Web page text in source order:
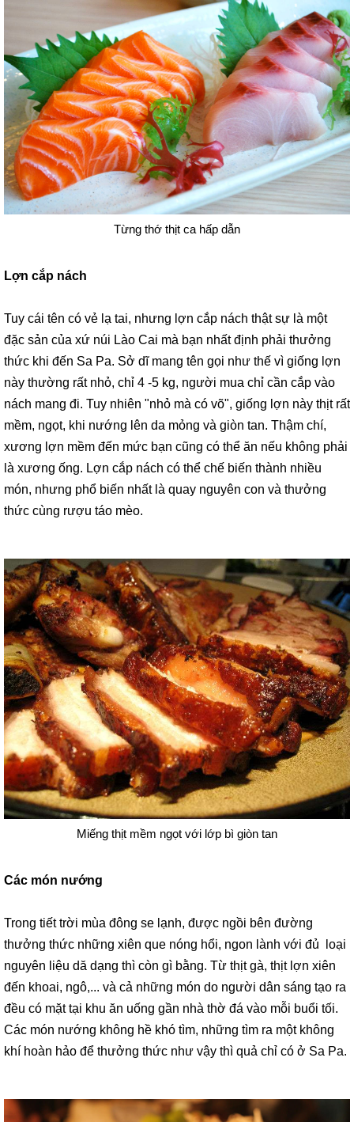
Từng thớ thịt ca hấp dẫn
Lợn cắp nách
Tuy cái tên có vẻ lạ tai, nhưng lợn cắp nách thật sự là một
đặc sản của xứ núi Lào Cai mà bạn nhất định phải thưởng
thức khi đến Sa Pa. Sở dĩ mang tên gọi như thế vì giống lợn
này thường rất nhỏ, chỉ 4 -5 kg, người mua chỉ cần cắp vào
nách mang đi. Tuy nhiên "nhỏ mà có võ", giống lợn này thịt rất
mềm, ngọt, khi nướng lên da mỏng và giòn tan. Thậm chí,
xương lợn mềm đến mức bạn cũng có thể ăn nếu không phải
là xương ống. Lợn cắp nách có thể chế biến thành nhiều
món, nhưng phổ biến nhất là quay nguyên con và thưởng
thức cùng rượu táo mèo.
Miếng thịt mềm ngọt với lớp bì giòn tan
Các món nướng
Trong tiết trời mùa đông se lạnh, được ngồi bên đường
thưởng thức những xiên que nóng hổi, ngon lành với đủ loại
nguyên liệu dă dạng thì còn gì bằng. Từ thịt gà, thịt lợn xiên
đến khoai, ngô,... và cả những món do người dân sáng tạo ra
đều có mặt tại khu ăn uống gần nhà thờ đá vào mỗi buổi tối.
Các món nướng không hề khó tìm, những tìm ra một không
khí hoàn hảo để thưởng thức như vậy thì quả chỉ có ở Sa Pa.